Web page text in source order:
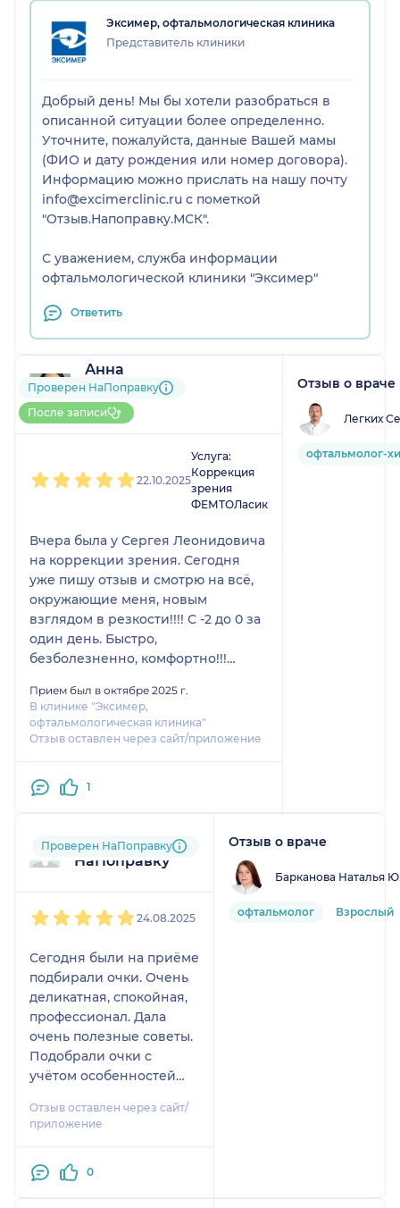
Эксимер, офтальмологическая клиника
Представитель клиники
Добрый день! Мы бы хотели разобраться в
описанной ситуации более определенно.
Уточните, пожалуйста, данные Вашей мамы
(ФИО и дату рождения или номер договора).
Информацию можно прислать на нашу почту
info@excimerclinic.ru с пометкой
"Отзыв.Напоправку.МСК".
С уважением, служба информации
офтальмологической клиники "Эксимер"
Ответить
Анна
3 отзываи2 оценки
Больше 20 записей через
НаПоправку
Проверен НаПоправку
После записи
22.10.2025
Услуга:
Коррекция
зрения
ФЕМТОЛасик
Вчера была у Сергея Леонидовича
на коррекции зрения. Сегодня
уже пишу отзыв и смотрю на всё,
окружающие меня, новым
взглядом в резкости!!!! С -2 до 0 за
один день. Быстро,
безболезненно, комфортно!!!
Прием был в октябре 2025 г.
В клинике "Эксимер,
офтальмологическая клиника"
Отзыв оставлен через сайт/приложение
1
Отзыв о враче
Легких
офтальмолог-
Пользователь
НаПоправку
Проверен НаПоправку
24.08.2025
Сегодня были на приёме
подбирали очки. Очень
деликатная, спокойная,
профессионал. Дала
очень полезные советы.
Подобрали очки с
учётом особенностей
довольны. Огромное
спасибо!!!!!
Отзыв оставлен через сайт/
приложение
0
Отзыв о враче
Барканова Наталья
офтальмолог Взрослый